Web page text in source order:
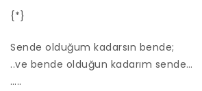
{*}
Sende olduğum kadarsın bende;
..ve bende olduğun kadarım sende…
…..